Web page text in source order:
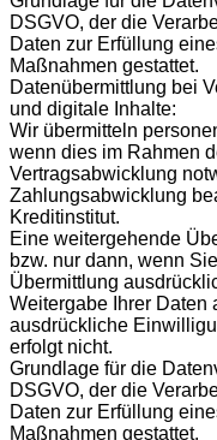
DSGVO, der die
Daten zur Erfüllung
Maßnahmen gestattet.
Datenübermittlung bei
und digitale Inhalte:
Wir übermitteln
wenn dies im Rahmen
Vertragsabwicklung
Zahlungsabwicklung
Kreditinstitut.
Eine weitergehende
bzw. nur dann, wenn
Übermittlung
Weitergabe Ihrer Daten
ausdrückliche
erfolgt nicht.
Grundlage für die
DSGVO, der die
Daten zur Erfüllung
Maßnahmen gestattet.